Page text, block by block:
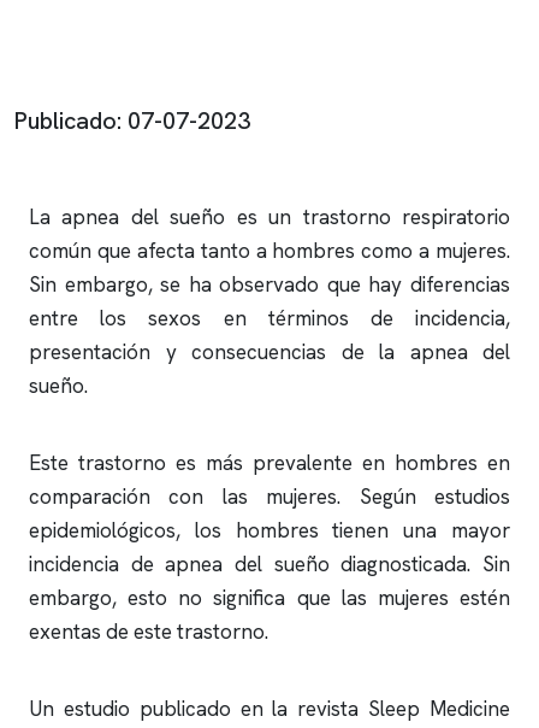
Publicado: 07-07-2023
Laapnea del sueño es un trastorno respiratorio
común que afecta tanto a hombres como a mujeres.
Sin embargo, se ha observado que hay diferencias
entre los sexos en términos de incidencia,
presentación y consecuencias de la apnea del
sueño.
Este trastorno es más prevalente en hombres en
comparación con las mujeres. Según estudios
epidemiológicos, los hombres tienen una mayor
incidencia deapnea del sueño diagnosticada. Sin
embargo, esto no significa que las mujeres estén
exentas de este trastorno.
Un estudio publicado en la revista Sleep Medicine